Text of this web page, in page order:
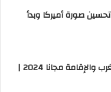
صورة أميركا وبدأ
تذاكر طيران إلي المغرب والإقامة مجانا 2024 |